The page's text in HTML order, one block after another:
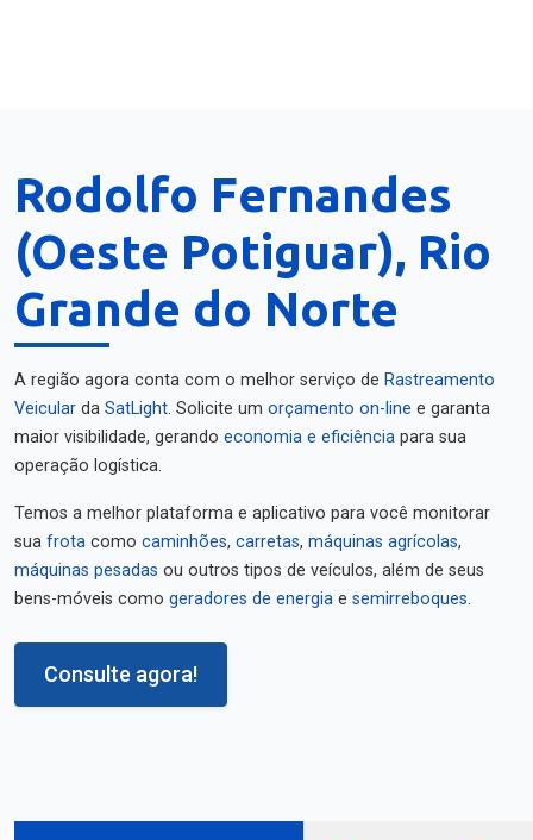
Rodolfo Fernandes
(Oeste Potiguar), Rio
Grande do Norte
A região agora conta com o melhor serviço de Rastreamento
Veicular da SatLight. Solicite um orçamento on-line e garanta
maior visibilidade, gerando economia e eficiência para sua
operação logística.
Temos a melhor plataforma e aplicativo para você monitorar
sua frota como caminhões, carretas, máquinas agrícolas,
máquinas pesadas ou outros tipos de veículos, além de seus
bens-móveis como geradores de energia e semirreboques.
Consulte agora!